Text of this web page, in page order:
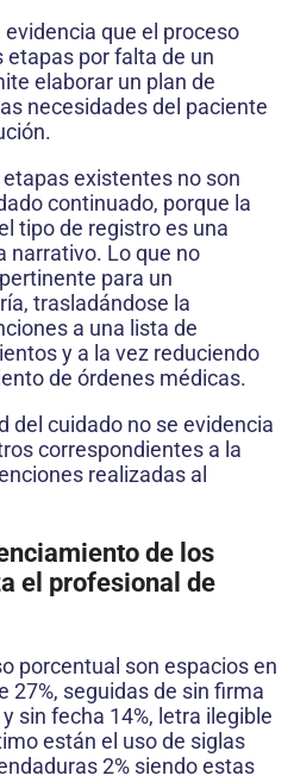
que el proceso
etapas por falta de un
elaborar un plan de
necesidades del paciente
existentes no son
continuado, porque la
tipo de registro es una
narrativo. Lo que no
para un
trasladándose la
a una lista de
y a la vez reduciendo
de órdenes médicas.
del cuidado no se evidencia
correspondientes a la
realizadas al
de los
el profesional de
porcentual son espacios en
27%, seguidas de sin firma
sin fecha 14%, letra ilegible
están el uso de siglas
2% siendo estas